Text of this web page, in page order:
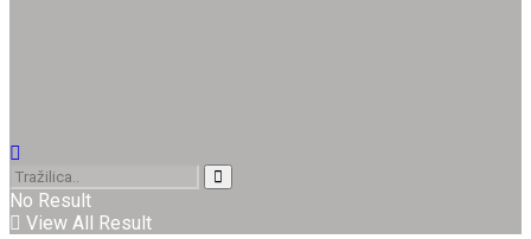
No Result
View All Result